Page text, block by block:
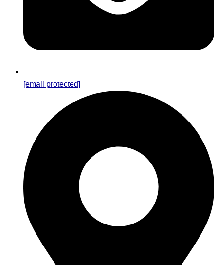
[email protected]